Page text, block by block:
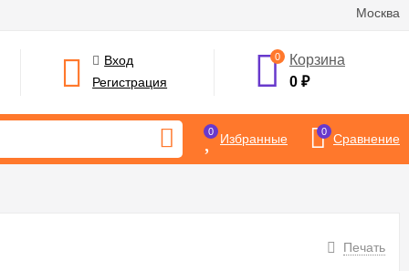
Москва
Вход
Регистрация
0
Корзина
0₽
0 Избранные 0 Сравнение
Печать